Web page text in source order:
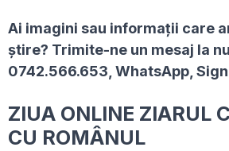
Ai imagini sau informaţii care
ştire? Trimite-ne un mesaj la
0742.566.653, WhatsApp,
ZIUA ONLINE ZIARUL
CU ROMÂNUL